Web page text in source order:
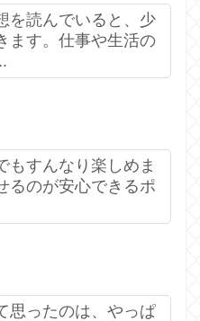
を読んでいると、少
ます。仕事や生活の
もすんなり楽しめま
るのが安心できるポ
思ったのは、やっぱ